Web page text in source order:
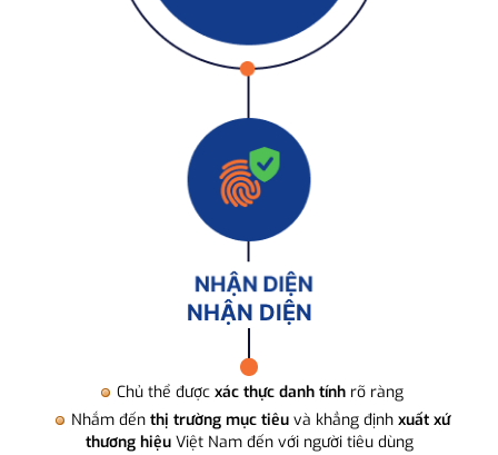
NHẬN DIỆN
Chủ thể được xác thực danh tính rõ ràng
Nhắm đến thị trường mục tiêuvà khẳng định xuất xứ
thương hiệuViệt Nam đến với người tiêu dùng